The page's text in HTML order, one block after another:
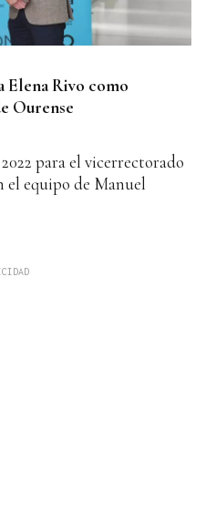
Elena Rivo como
Ourense
para el vicerrectorado
el equipo de Manuel